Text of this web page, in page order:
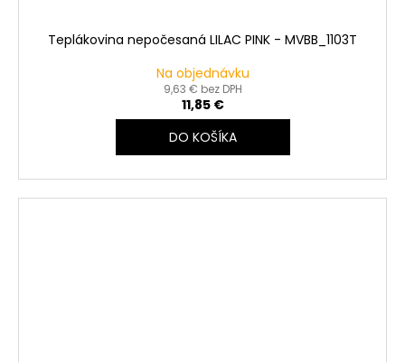
Teplákovina nepočesaná LILAC PINK - MVBB_1103T
Na objednávku
9,63 € bez DPH
11,85 €
DO KOŠÍKA